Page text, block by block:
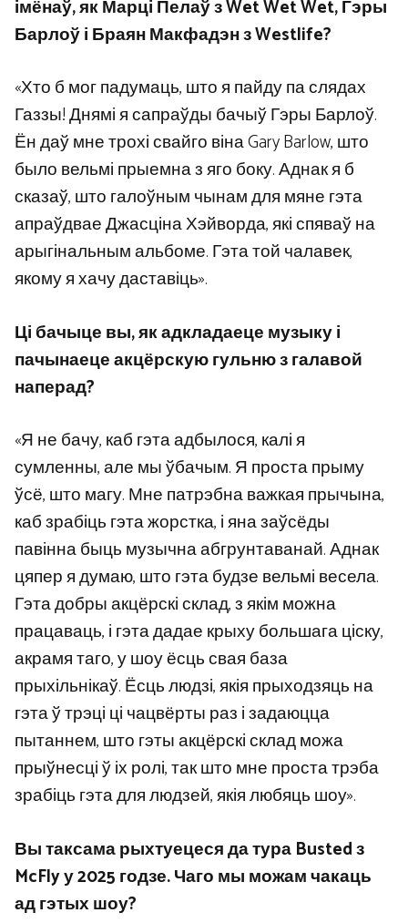
імёнаў, як Марці Пелаў з Wet Wet Wet, Гэры
Барлоў і Браян Макфадэн з Westlife?
«Хто б мог падумаць, што я пайду па слядах
Газзы! Днямі я сапраўды бачыў Гэры Барлоў.
Ён даў мне трохі свайго віна Gary Barlow, што
было вельмі прыемна з яго боку. Аднак я б
сказаў, што галоўным чынам для мяне гэта
апраўдвае Джасціна Хэйворда, які спяваў на
арыгінальным альбоме. Гэта той чалавек,
якому я хачу даставіць».
Ці бачыце вы, як адкладаеце музыку і
пачынаеце акцёрскую гульню з галавой
наперад?
«Я не бачу, каб гэта адбылося, калі я
сумленны, але мы ўбачым. Я проста прыму
ўсё, што магу. Мне патрэбна важкая прычына,
каб зрабіць гэта жорстка, і яна заўсёды
павінна быць музычна абгрунтаванай. Аднак
цяпер я думаю, што гэта будзе вельмі весела.
Гэта добры акцёрскі склад, з якім можна
працаваць, і гэта дадае крыху большага ціску,
акрамя таго, у шоу ёсць свая база
прыхільнікаў. Ёсць людзі, якія прыходзяць на
гэта ў трэці ці чацвёрты раз і задаюцца
пытаннем, што гэты акцёрскі склад можа
прыўнесці ў іх ролі, так што мне проста трэба
зрабіць гэта для людзей, якія любяць шоу».
Вы таксама рыхтуецеся да тура Busted з
McFly у 2025 годзе. Чаго мы можам чакаць
ад гэтых шоу?